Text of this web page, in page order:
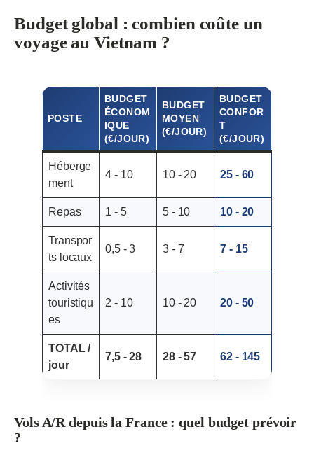
Budget global : combien coûte un
voyage au Vietnam ?
POSTE
BUDGET
ÉCONOM
IQUE
(€/JOUR)
BUDGET
MOYEN
(€/JOUR)
BUDGET
CONFOR
T
(€/JOUR)
Héberge
ment
4 - 10 10 - 20 25 - 60
Repas 1 - 5 5 - 10 10 - 20
Transpor
ts locaux
0,5 - 3 3 - 7 7 - 15
Activités
touristiqu
es
2 - 10 10 - 20 20 - 50
TOTAL /
jour
7,5 - 28 28 - 57 62 - 145
Vols A/R depuis la France : quel budget prévoir
?